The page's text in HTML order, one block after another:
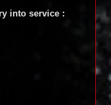
into service :